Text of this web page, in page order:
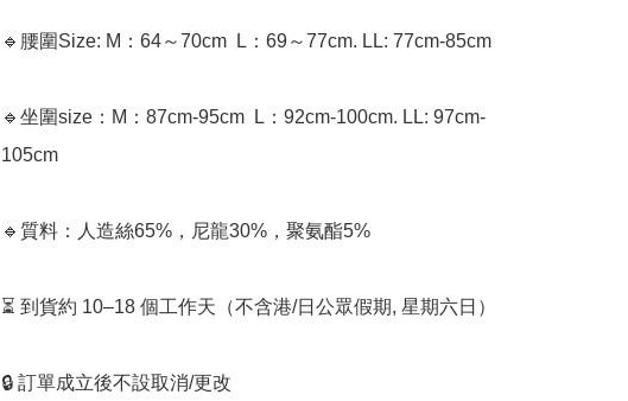
🔹腰圍Size: M：64～70cm ﻿ L：69～77cm. LL: 77cm-85cm
🔹坐圍size：M：87cm-95cm ﻿ L：92cm-100cm. LL: 97cm-
105cm
🔹質料：人造絲65%，尼龍30%，聚氨酯5%
⏳ 到貨約 10–18 個工作天（不含港/日公眾假期, 星期六日）
🔒 訂單成立後不設取消/更改